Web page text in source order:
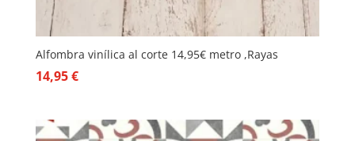
Alfombra vinílica al corte 14,95€ metro ,Rayas
14,95€